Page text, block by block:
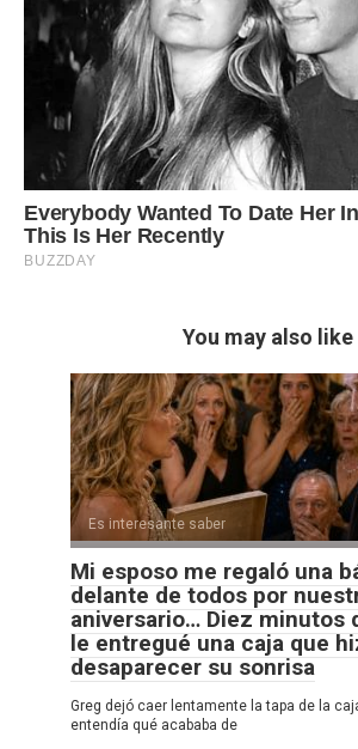
You may also like
Es interesante saber
Mi esposo me regaló una
delante de todos por
aniversario… Diez minutos
le entregué una caja que
desaparecer su sonrisa
Greg dejó caer lentamente la tapa de la
entendía qué acababa de